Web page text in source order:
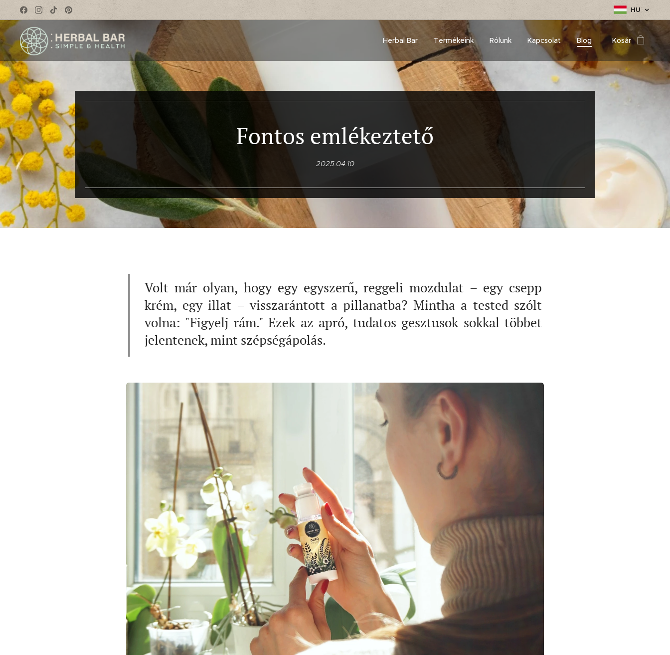
HU
Herbal Bar Termékeink Rólunk Kapcsolat Blog Kosár
Fontos emlékeztető
2025.04.10
Volt már olyan, hogy egy egyszerű, reggeli mozdulat – egy csepp
krém, egy illat – visszarántott a pillanatba? Mintha a tested szólt
volna: "Figyelj rám." Ezek az apró, tudatos gesztusok sokkal többet
jelentenek, mint szépségápolás.